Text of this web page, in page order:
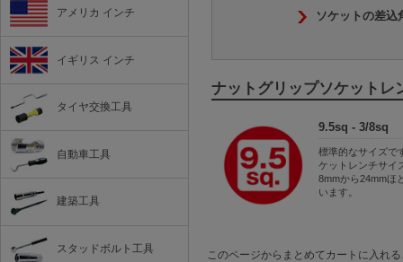
ソケットの差込
ナットグリップソケット
9.5sq - 3/8sq
標準的なサイズで
ケットレンチサイ
8mmから24mmほ
います。
このページからまとめてカートに入れ
アメリカ インチ
イギリス インチ
タイヤ交換工具
自動車工具
建築工具
スタッドボルト工具